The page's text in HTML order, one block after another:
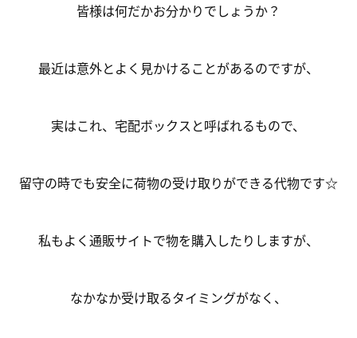
皆様は何だかお分かりでしょうか？
最近は意外とよく見かけることがあるのですが、
実はこれ、宅配ボックスと呼ばれるもので、
留守の時でも安全に荷物の受け取りができる代物です☆
私もよく通販サイトで物を購入したりしますが、
なかなか受け取るタイミングがなく、